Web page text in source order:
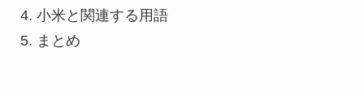
小米と関連する用語
まとめ